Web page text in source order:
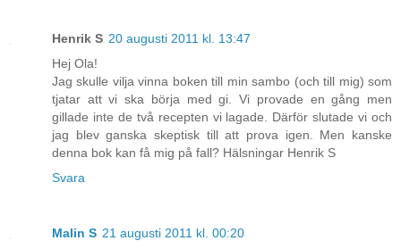
Henrik S 20 augusti 2011 kl. 13:47
Hej Ola!
Jag skulle vilja vinna boken till min sambo (och till mig) som
tjatar att vi ska börja med gi. Vi provade en gång men
gillade inte de två recepten vi lagade. Därför slutade vi och
jag blev ganska skeptisk till att prova igen. Men kanske
denna bok kan få mig på fall? Hälsningar Henrik S
Svara
Malin S 21 augusti 2011 kl. 00:20